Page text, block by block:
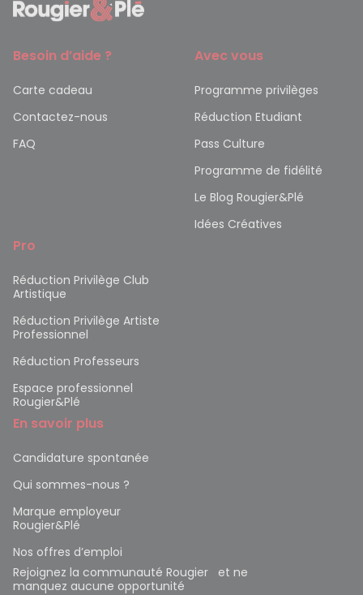
Besoin d’aide ?
Carte cadeau
Contactez-nous
FAQ
Avec vous
Programme privilèges
Réduction Etudiant
Pass Culture
Programme de fidélité
Le Blog Rougier&Plé
Idées Créatives
Pro
Réduction Privilège Club
Artistique
Réduction Privilège Artiste
Professionnel
Réduction Professeurs
Espace professionnel
Rougier&Plé
En savoir plus
Candidature spontanée
Qui sommes-nous ?
Marque employeur
Rougier&Plé
Nos offres d’emploi
Rejoignez la communauté Rougier et ne
manquez aucune opportunité